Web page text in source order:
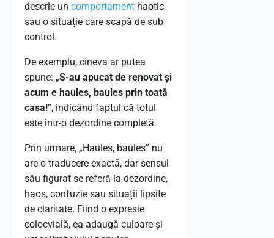
descrie un comportament haotic
sau o situație care scapă de sub
control.
De exemplu, cineva ar putea
spune: „S-au apucat de renovat și
acum e haules, baules prin toată
casa!”, indicând faptul că totul
este într-o dezordine completă.
Prin urmare, „Haules, baules” nu
are o traducere exactă, dar sensul
său figurat se referă la dezordine,
haos, confuzie sau situații lipsite
de claritate. Fiind o expresie
colocvială, ea adaugă culoare și